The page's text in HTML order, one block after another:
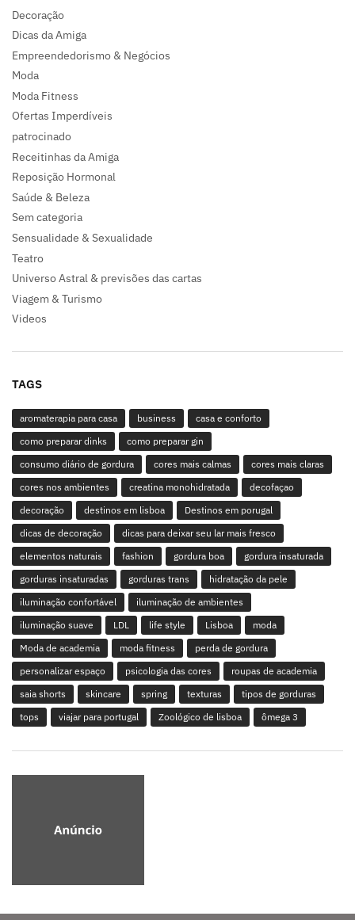
Decoração
Dicas da Amiga
Empreendedorismo & Negócios
Moda
Moda Fitness
Ofertas Imperdíveis
patrocinado
Receitinhas da Amiga
Reposição Hormonal
Saúde & Beleza
Sem categoria
Sensualidade & Sexualidade
Teatro
Universo Astral & previsões das cartas
Viagem & Turismo
Videos
TAGS
aromaterapia para casa business
casa e conforto
como preparar dinks
como preparar gin
consumo diário de gordura
cores mais calmas
cores mais claras
cores nos ambientes
creatina monohidratada
decofaçao
decoração
destinos em lisboa
Destinos em porugal
dicas de decoração
dicas para deixar seu lar mais fresco
elementos naturais
fashion gordura boa
gordura insaturada
gorduras insaturadas
gorduras trans
hidratação da pele
iluminação confortável
iluminação de ambientes
iluminação suave
LDL life style Lisboa
moda
Moda de academia
moda fitness
perda de gordura
personalizar espaço
psicologia das cores
roupas de academia
saia shorts
skincare spring texturas
tipos de gorduras
tops
viajar para portugal Zoológico de lisboa ômega 3